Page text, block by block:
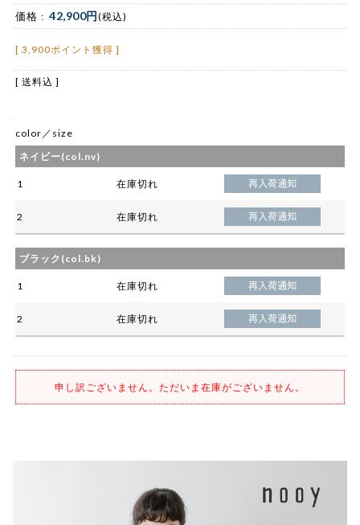
価格 : 42,900円(税込)
[ 3,900ポイント獲得 ]
[ 送料込 ]
color／size
ネイビー(col.nv)
1 在庫切れ
2 在庫切れ
ブラック(col.bk)
1 在庫切れ
2 在庫切れ
申し訳ございません。ただいま在庫がございません。